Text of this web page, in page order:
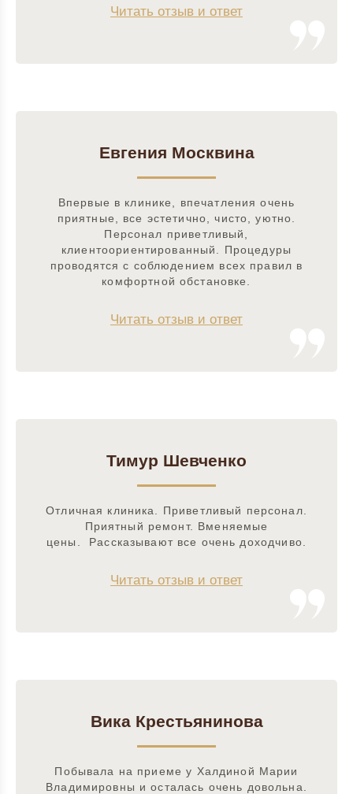
Читать отзыв и ответ
Евгения Москвина
Впервые в клинике, впечатления очень
приятные, все эстетично, чисто, уютно.
Персонал приветливый,
клиентоориентированный. Процедуры
проводятся с соблюдением всех правил в
комфортной обстановке.
Читать отзыв и ответ
Тимур Шевченко
Отличная клиника. Приветливый персонал.
Приятный ремонт. Вменяемые
цены. Рассказывают все очень доходчиво.
Читать отзыв и ответ
Вика Крестьянинова
Побывала на приеме у Халдиной Марии
Владимировны и осталась очень довольна.